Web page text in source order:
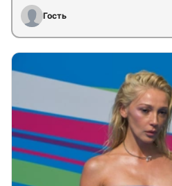
Гость